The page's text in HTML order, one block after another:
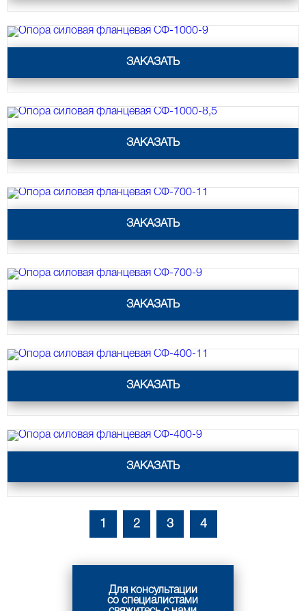
Опора силовая фланцевая СФ-1000-9
ЗАКАЗАТЬ
Опора силовая фланцевая СФ-1000-8,5
ЗАКАЗАТЬ
Опора силовая фланцевая СФ-700-11
ЗАКАЗАТЬ
Опора силовая фланцевая СФ-700-9
ЗАКАЗАТЬ
Опора силовая фланцевая СФ-400-11
ЗАКАЗАТЬ
Опора силовая фланцевая СФ-400-9
ЗАКАЗАТЬ
1 2 3 4
Для консультации
со специалистами